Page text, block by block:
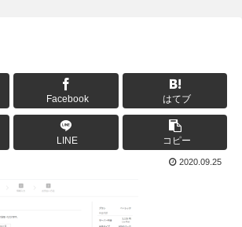
Facebook はてブ
LINE コピー
2020.09.25